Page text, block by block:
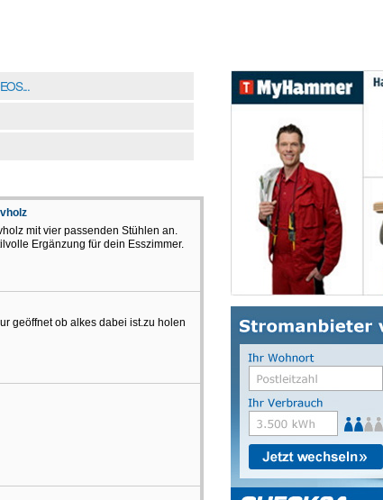
mit vier passenden Stühlen an.
Ergänzung für dein Esszimmer.
geöffnet ob alkes dabei ist.zu holen